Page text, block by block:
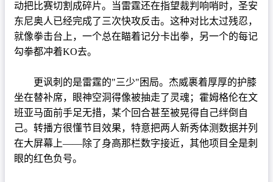
动把比赛切割成碎片。当雷霆还在指望裁判响哨时，圣安
东尼奥人已经完成了三次快攻反击。这种对比太过残忍，
就像拳击台上，一个总在瞄着记分卡出拳，另一个的每记
勾拳都冲着KO去。
更讽刺的是雷霆的"三少"困局。杰威裹着厚厚的护膝
坐在替补席，眼神空洞得像被抽走了灵魂；霍姆格伦在文
班亚马面前手足无措，某个回合甚至被晃得自己绊倒自
己。转播方很懂节目效果，特意把两人新秀体测数据并列
在大屏幕上——除了身高那栏数字接近，其他项目全是刺
眼的红色负号。